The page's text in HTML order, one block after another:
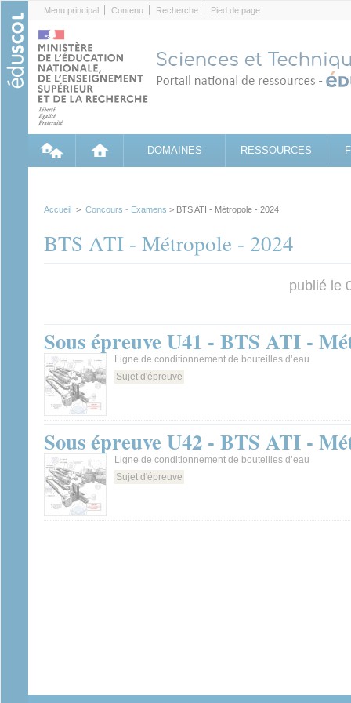
Menu principal Contenu Recherche Pied de page
DOMAINES RESSOURCES
Accueil > Concours - Examens > BTS ATI - Métropole - 2024
BTS ATI - Métropole - 2024
publié le
Sous épreuve U41 - BTS ATI -
Ligne de conditionnement de bouteilles d’eau
Sujet d'épreuve
Sous épreuve U42 - BTS ATI -
Ligne de conditionnement de bouteilles d’eau
Sujet d'épreuve